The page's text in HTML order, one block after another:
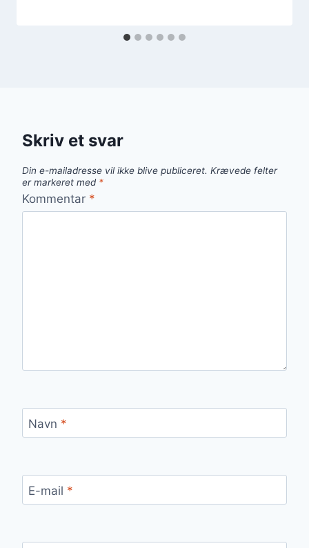
Skriv et svar
Din e-mailadresse vil ikke blive publiceret. Krævede felter
er markeret med *
Kommentar *
Navn *
E-mail *